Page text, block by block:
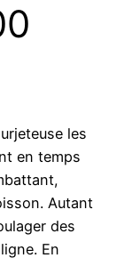
les
en temps
Autant
des
En